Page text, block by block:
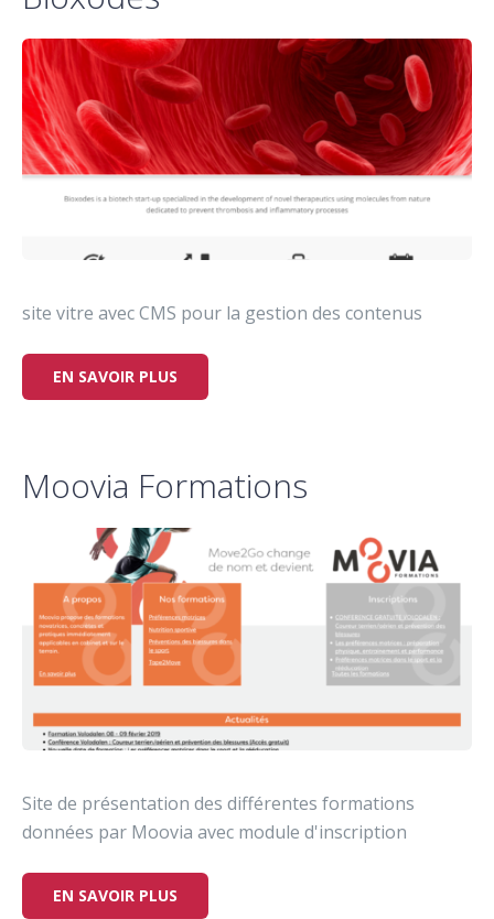
site vitre avec CMS pour la gestion des contenus
EN SAVOIR PLUS
Moovia Formations
Site de présentation des différentes formations
données par Moovia avec module d'inscription
EN SAVOIR PLUS